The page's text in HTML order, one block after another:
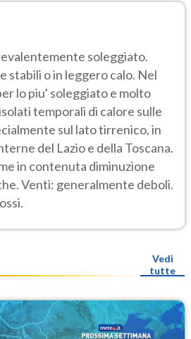
soleggiato.
stabili o in leggero calo. Nel
lo piu' soleggiato e molto
temporali di calore sulle
sul lato tirrenico, in
del Lazio e della Toscana.
in contenuta diminuzione
Venti: generalmente deboli.
Vedi
tutte